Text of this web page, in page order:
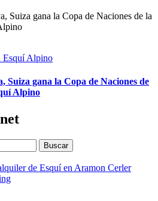
Esquí Alpino
Suiza gana la Copa de Naciones de
Alpino